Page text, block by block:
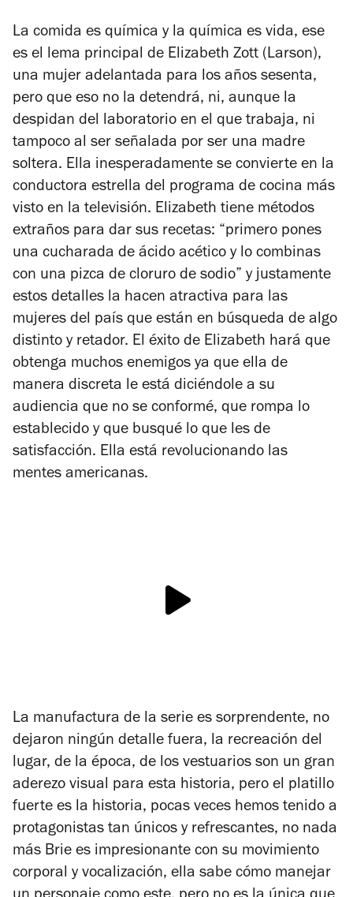
La comida es química y la química es vida, ese
es el lema principal de Elizabeth Zott (Larson),
una mujer adelantada para los años sesenta,
pero que eso no la detendrá, ni, aunque la
despidan del laboratorio en el que trabaja, ni
tampoco al ser señalada por ser una madre
soltera. Ella inesperadamente se convierte en la
conductora estrella del programa de cocina más
visto en la televisión. Elizabeth tiene métodos
extraños para dar sus recetas: “primero pones
una cucharada de ácido acético y lo combinas
con una pizca de cloruro de sodio” y justamente
estos detalles la hacen atractiva para las
mujeres del país que están en búsqueda de algo
distinto y retador. El éxito de Elizabeth hará que
obtenga muchos enemigos ya que ella de
manera discreta le está diciéndole a su
audiencia que no se conformé, que rompa lo
establecido y que busqué lo que les de
satisfacción. Ella está revolucionando las
mentes americanas.
La manufactura de la serie es sorprendente, no
dejaron ningún detalle fuera, la recreación del
lugar, de la época, de los vestuarios son un gran
aderezo visual para esta historia, pero el platillo
fuerte es la historia, pocas veces hemos tenido a
protagonistas tan únicos y refrescantes, no nada
más Brie es impresionante con su movimiento
corporal y vocalización, ella sabe cómo manejar